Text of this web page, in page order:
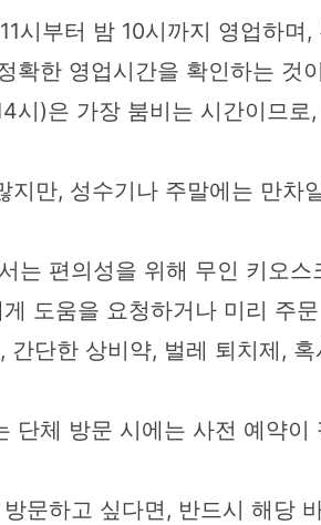
시부터 밤 10시까지 영업하
확한 영업시간을 확인하는 것
시)은 가장 붐비는 시간이므
지만, 성수기나 주말에는 만
는 편의성을 위해 무인 키오
도움을 요청하거나 미리 주
단한 상비약, 벌레 퇴치제,
단체 방문 시에는 사전 예약
문하고 싶다면, 반드시 해당